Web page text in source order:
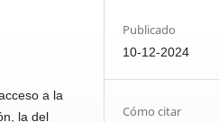
a la
la del
Publicado
10-12-2024
Cómo citar